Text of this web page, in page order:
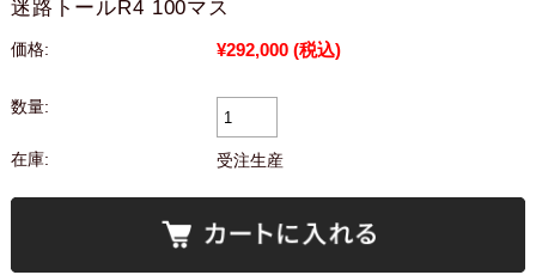
迷路トールR4 100マス
価格: ¥292,000 (税込)
数量:
在庫: 受注生産